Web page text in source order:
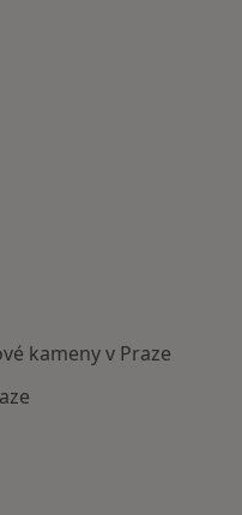
kameny v Praze